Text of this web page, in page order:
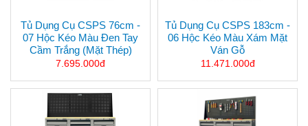
Tủ Dụng Cụ CSPS 76cm -
07 Hộc Kéo Màu Đen Tay
Cầm Trắng (mặt Thép)
7.695.000đ
Tủ Dụng Cụ CSPS 183cm -
06 Hộc Kéo Màu Xám Mặt
Ván Gỗ
11.471.000đ